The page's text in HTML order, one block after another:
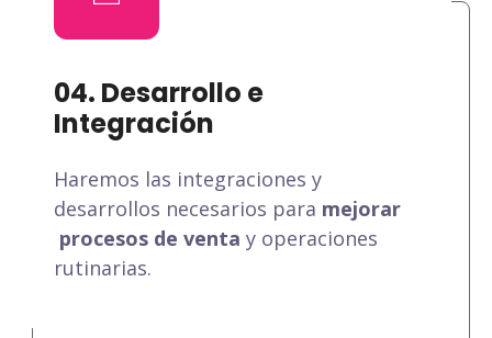
04. Desarrollo e
Integración
Haremos las integraciones y
desarrollos necesarios para mejorar
procesos de venta y operaciones
rutinarias.